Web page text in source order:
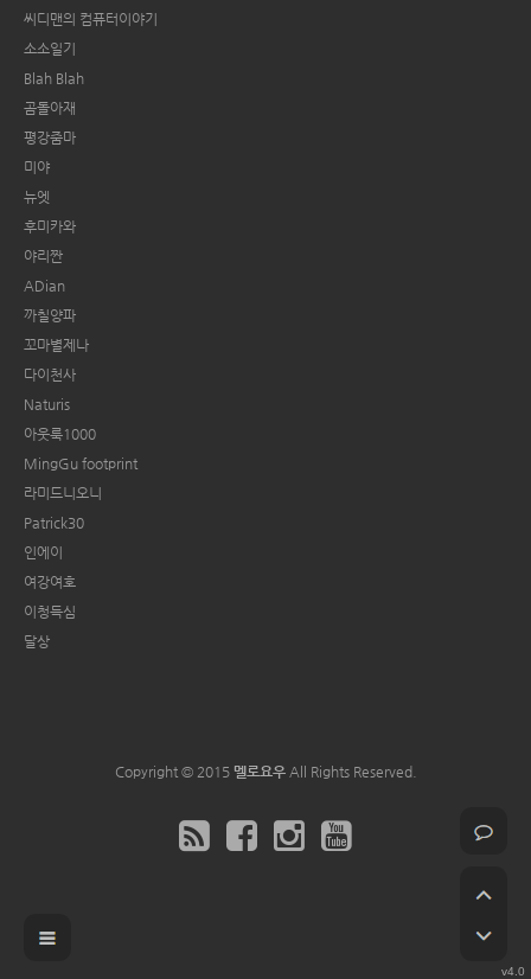
씨디맨의 컴퓨터이야기
소소일기
Blah Blah
곰돌아재
평강줌마
미야
뉴엣
후미카와
야리짠
ADian
까칠양파
꼬마별제나
다이천사
Naturis
아웃룩1000
MingGu footprint
라미드니오니
Patrick30
인에이
여강여호
이청득심
달상
Copyright © 2015 멜로요우All Rights Reserved.
v4.0